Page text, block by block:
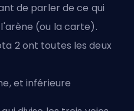
de parler de ce qui
(ou la carte).
2 ont toutes les deux
, etinférieure